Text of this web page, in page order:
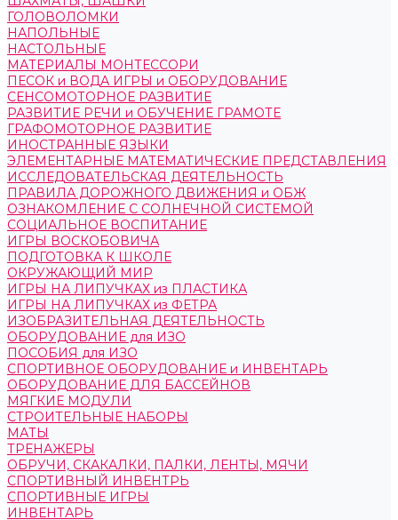
ГОЛОВОЛОМКИ
НАПОЛЬНЫЕ
НАСТОЛЬНЫЕ
МАТЕРИАЛЫ МОНТЕССОРИ
ПЕСОК и ВОДА ИГРЫ и ОБОРУДОВАНИЕ
СЕНСОМОТОРНОЕ РАЗВИТИЕ
РАЗВИТИЕ РЕЧИ и ОБУЧЕНИЕ ГРАМОТЕ
ГРАФОМОТОРНОЕ РАЗВИТИЕ
ИНОСТРАННЫЕ ЯЗЫКИ
ЭЛЕМЕНТАРНЫЕ МАТЕМАТИЧЕСКИЕ ПРЕДСТАВЛЕНИЯ
ИССЛЕДОВАТЕЛЬСКАЯ ДЕЯТЕЛЬНОСТЬ
ПРАВИЛА ДОРОЖНОГО ДВИЖЕНИЯ и ОБЖ
ОЗНАКОМЛЕНИЕ С СОЛНЕЧНОЙ СИСТЕМОЙ
СОЦИАЛЬНОЕ ВОСПИТАНИЕ
ИГРЫ ВОСКОБОВИЧА
ПОДГОТОВКА К ШКОЛЕ
ОКРУЖАЮЩИЙ МИР
ИГРЫ НА ЛИПУЧКАХ из ПЛАСТИКА
ИГРЫ НА ЛИПУЧКАХ из ФЕТРА
ИЗОБРАЗИТЕЛЬНАЯ ДЕЯТЕЛЬНОСТЬ
ОБОРУДОВАНИЕ для ИЗО
ПОСОБИЯ для ИЗО
СПОРТИВНОЕ ОБОРУДОВАНИЕ и ИНВЕНТАРЬ
ОБОРУДОВАНИЕ ДЛЯ БАССЕЙНОВ
МЯГКИЕ МОДУЛИ
СТРОИТЕЛЬНЫЕ НАБОРЫ
МАТЫ
ТРЕНАЖЕРЫ
ОБРУЧИ, СКАКАЛКИ, ПАЛКИ, ЛЕНТЫ, МЯЧИ
СПОРТИВНЫЙ ИНВЕНТРЬ
СПОРТИВНЫЕ ИГРЫ
ИНВЕНТАРЬ